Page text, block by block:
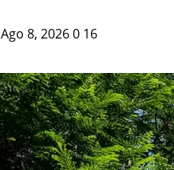
Ago 8, 20260 16